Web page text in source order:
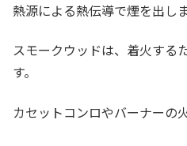
熱源による熱伝導で煙を出しま
スモークウッドは、着火する
す。
カセットコンロやバーナーの